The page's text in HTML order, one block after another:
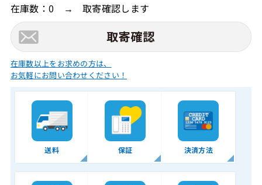
在庫数：0 → 取寄確認します
在庫数以上をお求めの方は、
お気軽にお問い合わせください！
送料 保証 決済方法